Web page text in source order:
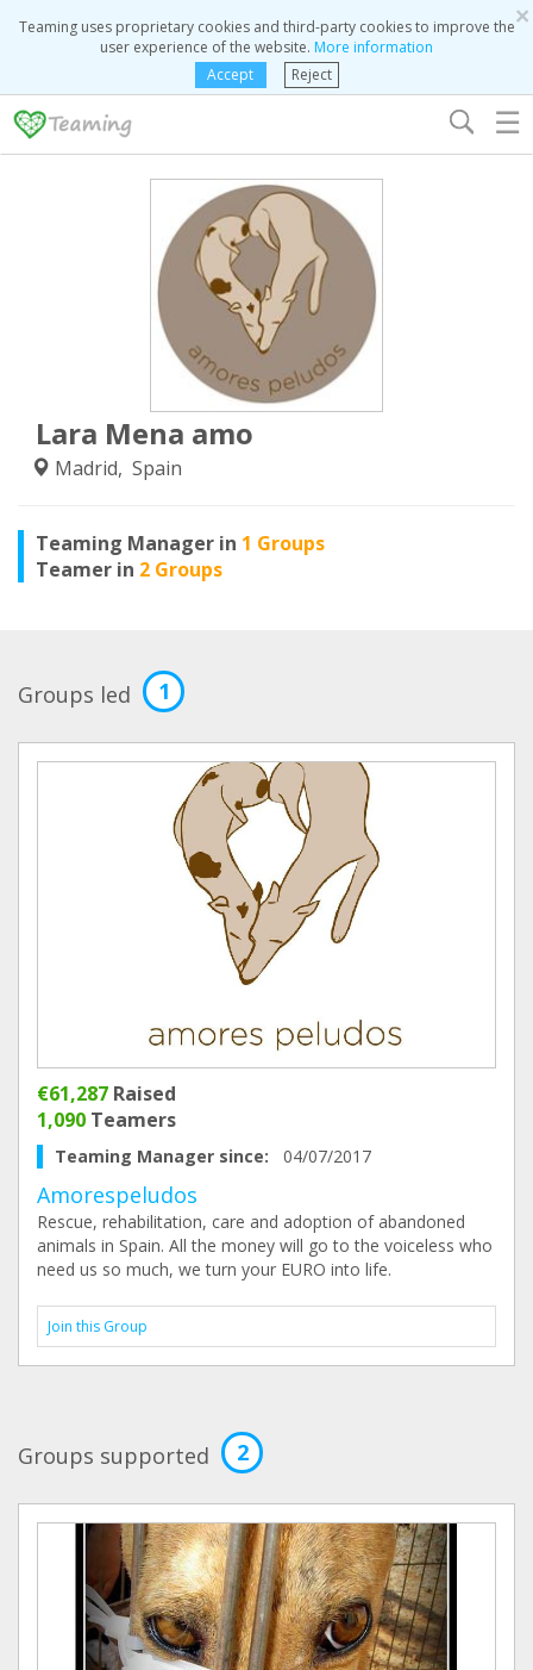
×
Teaming uses proprietary cookies and third-party cookies to improve the
user experience of the website. More information
Accept
Reject
☰
Lara Mena amo
Madrid, Spain
Teaming Manager in 1 Groups
Teamer in 2 Groups
Groups led 1
€61,287 Raised
1,090 Teamers
Teaming Manager since: 04/07/2017
Amorespeludos
Rescue, rehabilitation, care and adoption of abandoned
animals in Spain. All the money will go to the voiceless who
need us so much, we turn your EURO into life.
Join this Group
Groups supported 2